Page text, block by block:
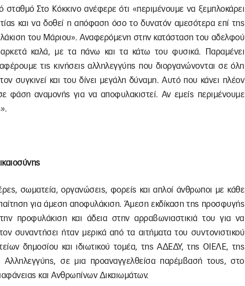
σταθμό Στο Κόκκινο ανέφερε ότι «περιμένουμε να ξεμπλοκάρει
και να δοθεί η απόφαση όσο το δυνατόν αμεσότερα επί της
του Μάριου». Αναφερόμενη στην κατάσταση του αδελφού
αρκετά καλά, με τα πάνω και τα κάτω του φυσικά. Παραμένει
τις κινήσεις αλληλεγγύης που διοργανώνονται σε όλη
συγκινεί και του δίνει μεγάλη δύναμη. Αυτό που κάνει πλέον
σε φάση αναμονής για να αποφυλακιστεί. Αν εμείς περιμένουμε
σωματεία, οργανώσεις, φορείς και απλοί άνθρωποι με κάθε
για άμεση αποφυλάκιση. Άμεση εκδίκαση της προσφυγής
προφυλάκιση και άδεια στην αρραβωνιαστικιά του για να
συναντήσει ήταν μερικά από τα αιτήματα του συντονιστικού
δημοσίου και ιδιωτικού τομέα, της ΑΔΕΔΥ, της ΟΙΕΛΕ, της
σε μια προαναγγελθείσα παρέμβασή τους, στο
και Ανθρωπίνων Δικαιωμάτων.